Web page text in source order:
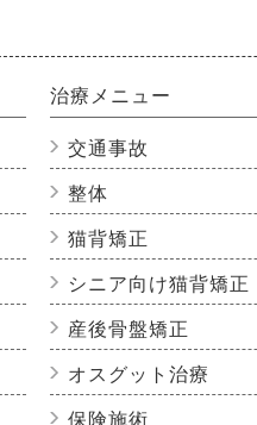
治療メニュー
交通事故
整体
猫背矯正
シニア向け猫背矯正
産後骨盤矯正
オスグット治療
保険施術